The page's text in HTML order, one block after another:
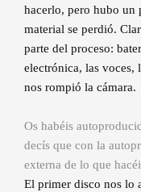
hacerlo, pero hubo un
material se perdió.
parte del proceso:
electrónica, las voces,
nos rompió la cámara.
Os habéis
decís que con la
externa de lo que
El primer disco nos lo